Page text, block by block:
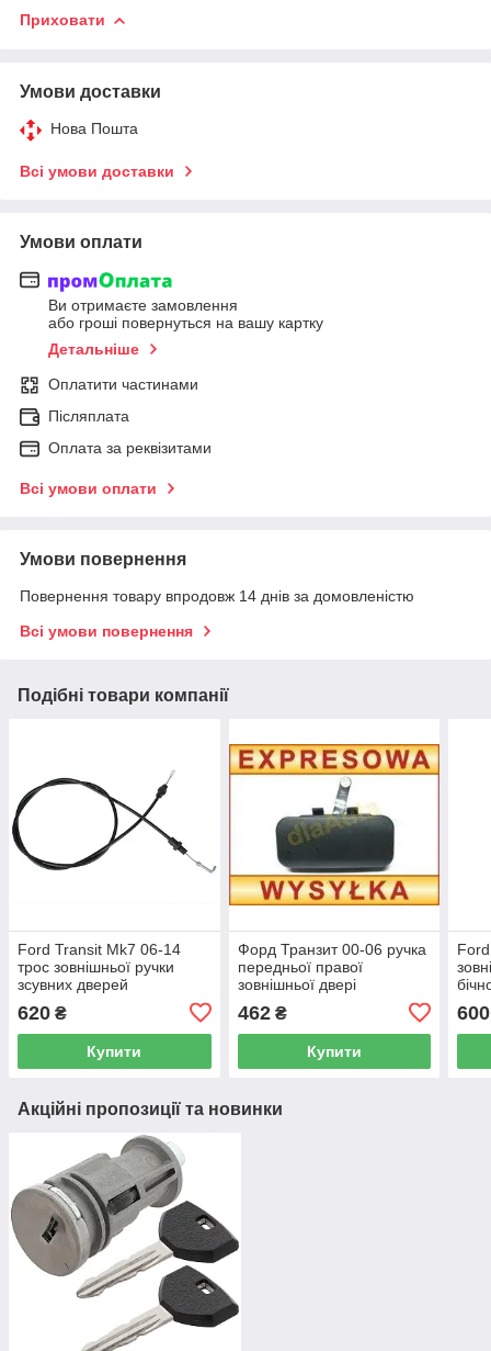
Приховати
Умови доставки
Нова Пошта
Всі умови доставки
Умови оплати
Ви отримаєте замовлення
або гроші повернуться на вашу картку
Детальніше
Оплатити частинами
Післяплата
Оплата за реквізитами
Всі умови оплати
Умови повернення
Повернення товару впродовж 14 днів за домовленістю
Всі умови повернення
Подібні товари компанії
Ford Transit Mk7 06-14
трос зовнішньої ручки
зсувних дверей
620 ₴
Купити
Форд Транзит 00-06 ручка
передньої правої
зовнішньої двері
462₴
Купити
600
Акційні пропозиції та новинки